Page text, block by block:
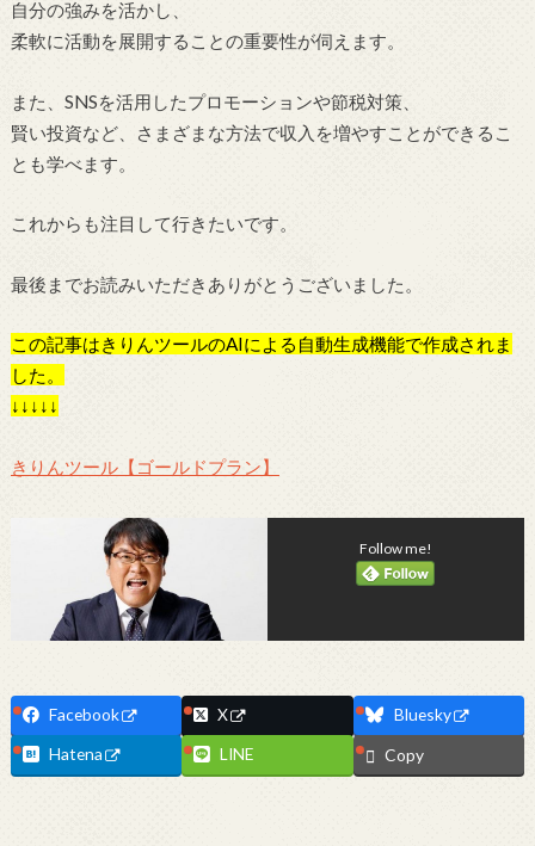
自分の強みを活かし、
柔軟に活動を展開することの重要性が伺えます。
また、SNSを活用したプロモーションや節税対策、
賢い投資など、さまざまな方法で収入を増やすことができるこ
とも学べます。
これからも注目して行きたいです。
最後までお読みいただきありがとうございました。
この記事はきりんツールのAIによる自動生成機能で作成されま
した。
↓↓↓↓↓
きりんツール【ゴールドプラン】
Follow me!
Facebook X
Bluesky
Hatena
LINE Copy